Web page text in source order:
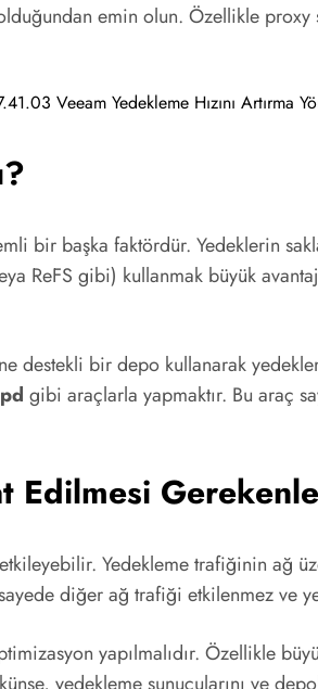
emin olun. Özellikle
bir başka faktördür. Yedeklerin
ReFS gibi) kullanmak büyük
destekli bir depo kullanarak
gibi araçlarla yapmaktır. Bu araç
Edilmesi
Yedekleme trafiğinin ağ
diğer ağ trafiği etkilenmez ve
yapılmalıdır. Özellikle